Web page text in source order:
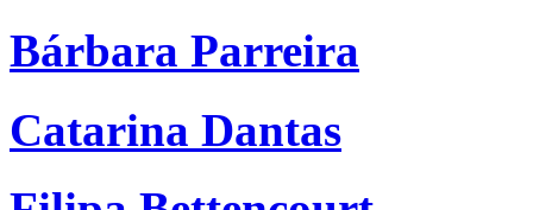
Bárbara Parreira
Catarina Dantas